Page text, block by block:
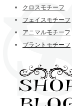
クロスモチーフ
フェイスモチーフ
アニマルモチーフ
プラントモチーフ